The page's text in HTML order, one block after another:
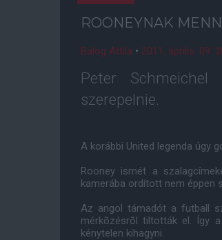
ROONEYNAK
Balog Attila • 2011. április. 09.
Peter
szerepelnie.
A korábbi United legenda úgy
Rooney ismét a
kamerába ordított nem éppen
Az angol támadót a futball
mérkõzésrõl tiltották el. Így
kénytelen kihagyni.